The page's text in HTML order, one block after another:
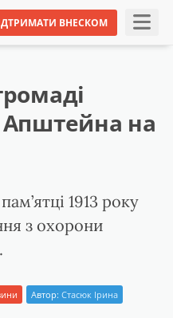
ВНЕСКОМ
Апштейна на
1913 року
з охорони
Автор: Стасюк Ірина